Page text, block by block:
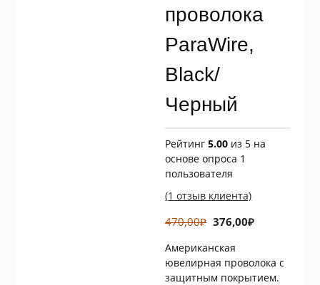
проволока
ParaWire,
Black/
Черный
Рейтинг5.00 из 5 на
основе опроса 1
пользователя
(1 отзыв клиента)
470,00₽ Первоначальная
составляла
470,00₽.
376,00₽
Американская
ювелирная проволока с
защитным покрытием.